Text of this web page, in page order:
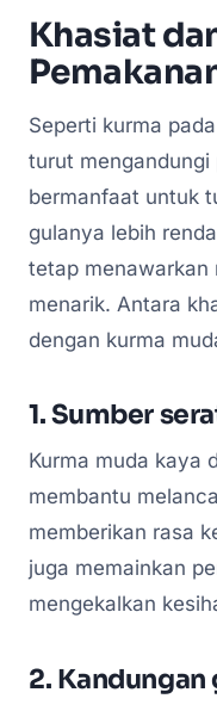
Khasiat
Seperti kurma
turut
bermanfaat untuk
gulanya lebih
tetap menawarkan
menarik. Antara
dengan kurma
1. Sumber
Kurma muda kaya
membantu
memberikan rasa
juga memainkan
mengekalkan
2. Kandungan